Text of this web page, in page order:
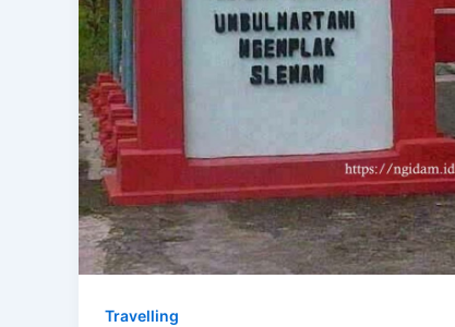
Travelling